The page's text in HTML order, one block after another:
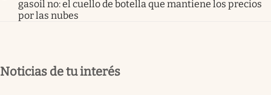
gasoil no: el cuello de botella que mantiene los precios
por las nubes
Noticias de tu interés